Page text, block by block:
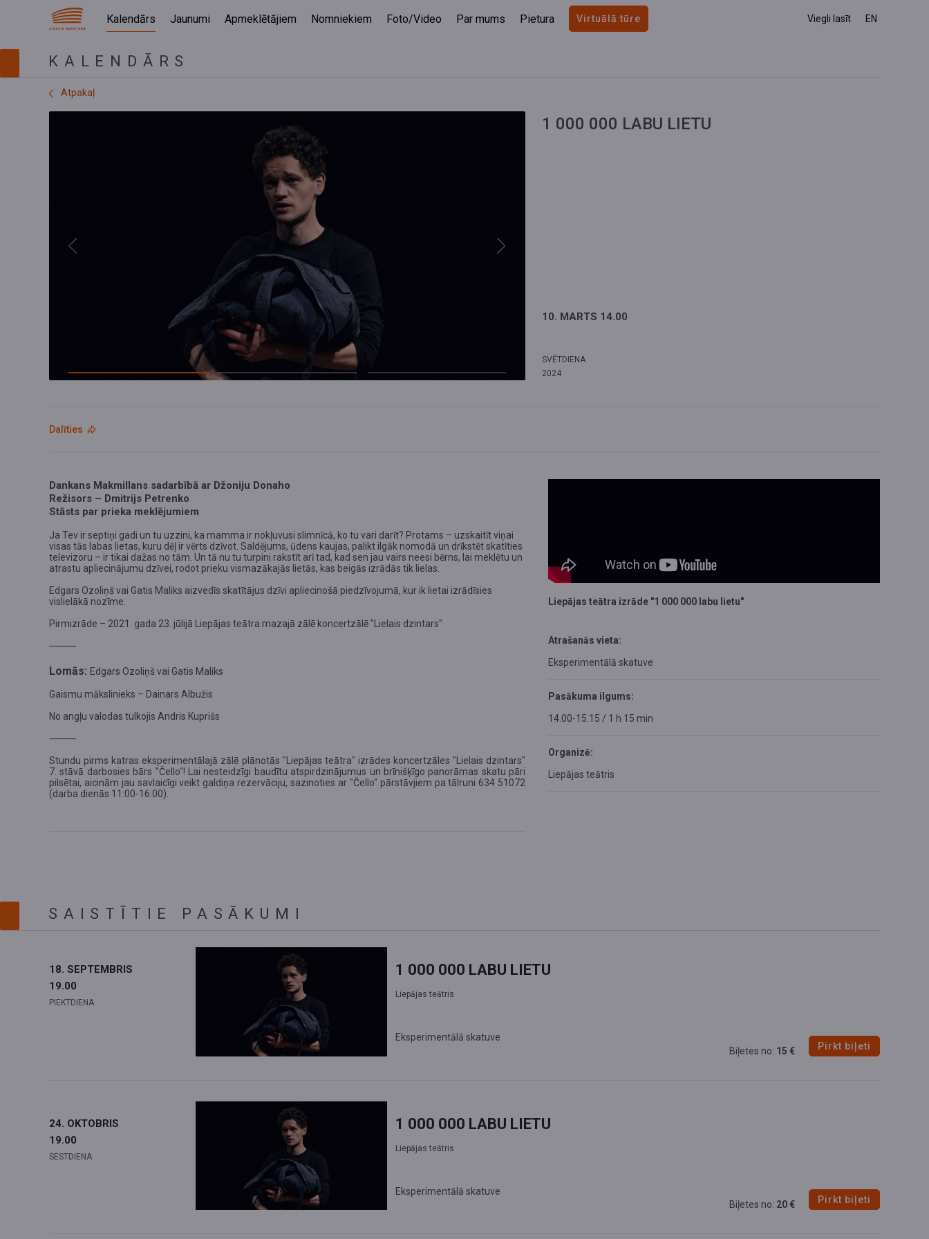
Kalendārs Jaunumi Apmeklētājiem Nomniekiem Foto/Video Par mums Pietura Virtuālā tūre Viegli lasīt EN
KALENDĀRS
Atpakaļ
Previous Next
1 000 000 LABU LIETU
10. MARTS 14.00
SVĒTDIENA
2024
Dalīties
Dankans Makmillans sadarbībā ar Džoniju Donaho
Režisors – Dmitrijs Petrenko
Stāsts par prieka meklējumiem
Ja Tev ir septiņi gadi un tu uzzini, ka mamma ir nokļuvusi slimnīcā, ko tu vari darīt? Protams – uzskaitīt viņai
visas tās labas lietas, kuru dēļ ir vērts dzīvot. Saldējums, ūdens kaujas, palikt ilgāk nomodā un drīkstēt skatīties
televizoru – ir tikai dažas no tām. Un tā nu tu turpini rakstīt arī tad, kad sen jau vairs neesi bērns, lai meklētu un
atrastu apliecinājumu dzīvei, rodot prieku vismazākajās lietās, kas beigās izrādās tik lielas.
Edgars Ozoliņš vai Gatis Maliks aizvedīs skatītājus dzīvi apliecinošā piedzīvojumā, kur ik lietai izrādīsies
vislielākā nozīme.
Pirmizrāde – 2021. gada 23. jūlijā Liepājas teātra mazajā zālē koncertzālē "Lielais dzintars"
⸻
Lomās: Edgars Ozoliņš vai Gatis Maliks
Gaismu mākslinieks – Dainars Albužis
No angļu valodas tulkojis Andris Kuprišs
⸻
Stundu pirms katras eksperimentālajā zālē plānotās "Liepājas teātra" izrādes koncertzāles "Lielais dzintars"
7. stāvā darbosies bārs "Čello"!
Lai nesteidzīgi baudītu atspirdzinājumus un brīnišķīgo panorāmas skatu pāri
pilsētai, aicinām jau savlaicīgi veikt galdiņa rezervāciju, sazinoties ar "Čello" pārstāvjiem pa tālruni 634 51072
(darba dienās 11:00-16:00)
Liepājas teātra izrāde "1 000 000 labu lietu"
Atrašanās vieta:
Eksperimentālā skatuve
Pasākuma ilgums:
14.00-15.15 / 1 h 15 min
Organizē:
Liepājas teātris
SAISTĪTIE PASĀKUMI
18. SEPTEMBRIS
19.00
PIEKTDIENA
1 000 000 LABU LIETU
Liepājas teātris
Eksperimentālā skatuve
Biļetes no: 15 € Pirkt biļeti
24. OKTOBRIS
19.00
SESTDIENA
1 000 000 LABU LIETU
Liepājas teātris
Eksperimentālā skatuve
Biļetes no: 20 € Pirkt biļeti